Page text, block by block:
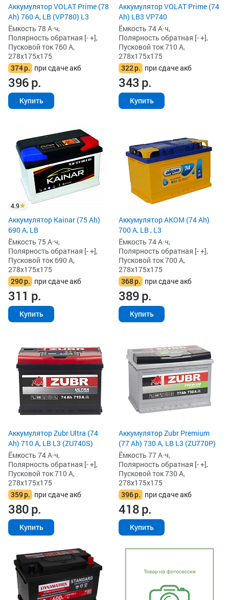
Аккумулятор VOLAT Prime (78
Ah) 760 А, LB (VP780) L3
Ёмкость 78 А·ч,
Полярность обратная [- +],
Пусковой ток 760 А,
278x175x175
374р. при сдаче акб
396р.
Купить
Аккумулятор VOLAT Prime (74
Ah) LB3 VP740
Ёмкость 74 А·ч,
Полярность обратная [- +],
Пусковой ток 710 А,
278x175x175
322р. при сдаче акб
343р.
Купить
4.9
Аккумулятор Kainar (75 Ah)
690 А, LB
Ёмкость 75 А·ч,
Полярность обратная [- +],
Пусковой ток 690 А,
278x175x175
290р. при сдаче акб
311 р.
Купить
Аккумулятор AKOM (74 Ah)
700 А, LB , L3
Ёмкость 74 А·ч,
Полярность обратная [- +],
Пусковой ток 700 А,
278x175x175
368р. при сдаче акб
389р.
Купить
Аккумулятор Zubr Ultra (74
Ah) 710 А, LB L3 (ZU740S)
Ёмкость 74 А·ч,
Полярность обратная [- +],
Пусковой ток 710 А,
278x175x175
359р. при сдаче акб
380р.
Купить
Аккумулятор Zubr Premium
(77 Ah) 730 А, LB L3 (ZU770P)
Ёмкость 77 А·ч,
Полярность обратная [- +],
Пусковой ток 730 А,
278x175x175
396р. при сдаче акб
418р.
Купить